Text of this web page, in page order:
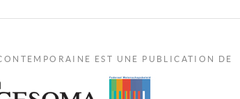
EST UNE PUBLICATION DE